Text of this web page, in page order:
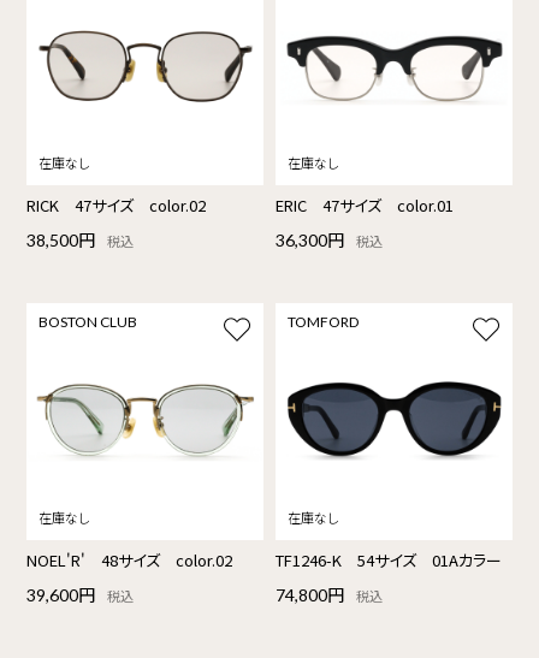
RICK 47サイズ color.02
38,500円 税込
ERIC 47サイズ color.01
36,300円 税込
BOSTON CLUB
NOEL'R' 48サイズ color.02
39,600円 税込
TOMFORD
TF1246-K 54サイズ 01Aカラー
74,800円 税込